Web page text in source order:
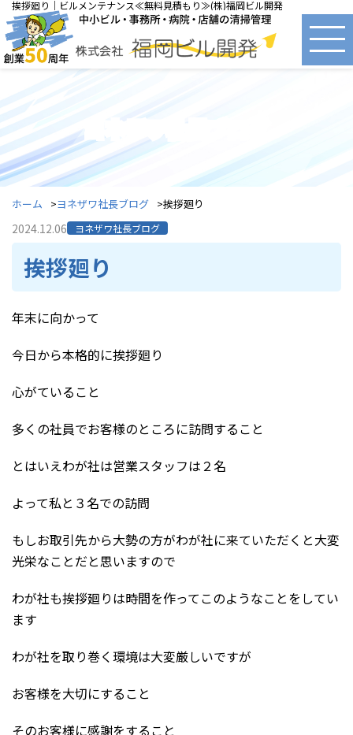
挨拶廻り｜ビルメンテナンス≪無料見積もり≫(株)福岡ビル開発
ヨネザワ社長ブログ
ホーム ヨネザワ社長ブログ 挨拶廻り
2024.12.06 ヨネザワ社長ブログ
挨拶廻り
年末に向かって
今日から本格的に挨拶廻り
心がていること
多くの社員でお客様のところに訪問すること
とはいえわが社は営業スタッフは２名
よって私と３名での訪問
もしお取引先から大勢の方がわが社に来ていただくと大変
光栄なことだと思いますので
わが社も挨拶廻りは時間を作ってこのようなことをしてい
ます
わが社を取り巻く環境は大変厳しいですが
お客様を大切にすること
そのお客様に感謝をすること